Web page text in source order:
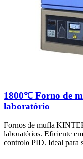
1800℃ Forno de
laboratório
Fornos de mufla
laboratórios. Eficiente
controlo PID. Ideal para